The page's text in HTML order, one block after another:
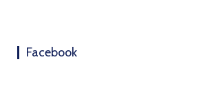
Facebook